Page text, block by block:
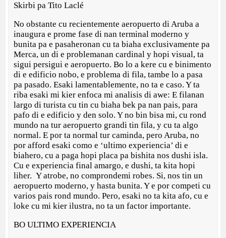
Skirbi pa Tito Laclé
No obstante cu recientemente aeropuerto di Aruba a
inaugura e prome fase di nan terminal moderno y
bunita pa e pasaheronan cu ta biaha exclusivamente pa
Merca, un di e problemanan cardinal y hopi visual, ta
sigui persigui e aeropuerto. Bo lo a kere cu e binimento
di e edificio nobo, e problema di fila, tambe lo a pasa
pa pasado. Esaki lamentablemente, no ta e caso. Y ta
riba esaki mi kier enfoca mi analisis di awe: E filanan
largo di turista cu tin cu biaha bek pa nan pais, para
pafo di e edificio y den solo. Y no bin bisa mi, cu rond
mundo na tur aeropuerto grandi tin fila, y cu ta algo
normal. E por ta normal tur caminda, pero Aruba, no
por afford esaki como e ‘ultimo experiencia’ di e
biahero, cu a paga hopi placa pa bishita nos dushi isla.
Cu e experiencia final amargo, e dushi, ta kita hopi
liher. Y atrobe, no comprondemi robes. Si, nos tin un
aeropuerto moderno, y hasta bunita. Y e por competi cu
varios pais rond mundo. Pero, esaki no ta kita afo, cu e
loke cu mi kier ilustra, no ta un factor importante.
BO ULTIMO EXPERIENCIA